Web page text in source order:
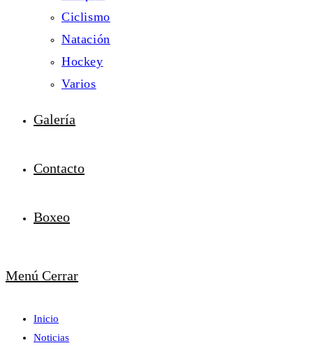
Ciclismo
Natación
Hockey
Varios
Galería
Contacto
Boxeo
Menú Cerrar
Inicio
Noticias